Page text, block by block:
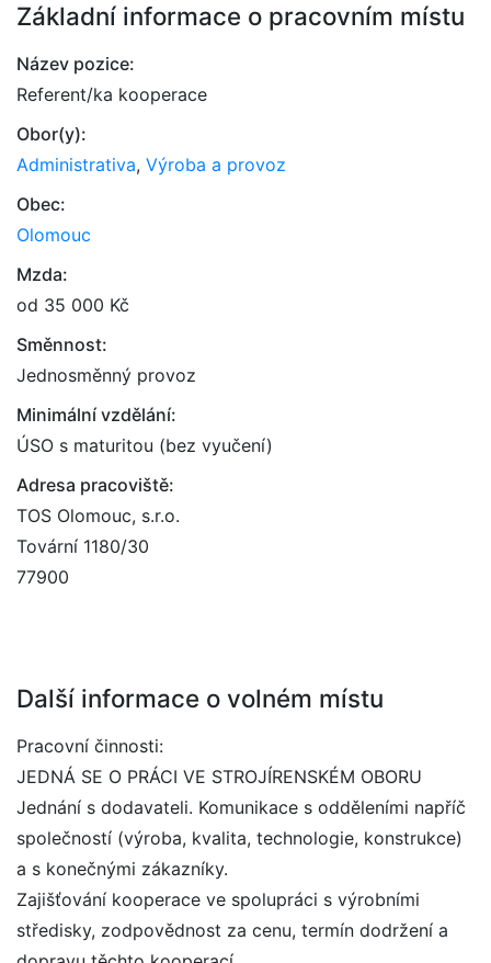
Základní informace o pracovním místu
Název pozice:
Referent/ka kooperace
Obor(y):
Administrativa, Výroba a provoz
Obec:
Olomouc
Mzda:
od 35 000 Kč
Směnnost:
Jednosměnný provoz
Minimální vzdělání:
ÚSO s maturitou (bez vyučení)
Adresa pracoviště:
TOS Olomouc, s.r.o.
Tovární 1180/30
77900
Další informace o volném místu
Pracovní činnosti:
JEDNÁ SE O PRÁCI VE STROJÍRENSKÉM OBORU
Jednání s dodavateli. Komunikace s odděleními napříč
společností (výroba, kvalita, technologie, konstrukce)
a s konečnými zákazníky.
Zajišťování kooperace ve spolupráci s výrobními
středisky, zodpovědnost za cenu, termín dodržení a